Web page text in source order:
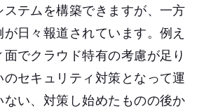
テムを構築できますが、一方
日々報道されています。例え
でクラウド特有の考慮が足り
セキュリティ対策となって運
ない、対策し始めたものの後か